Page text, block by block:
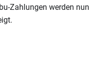
Zahlungen werden nun